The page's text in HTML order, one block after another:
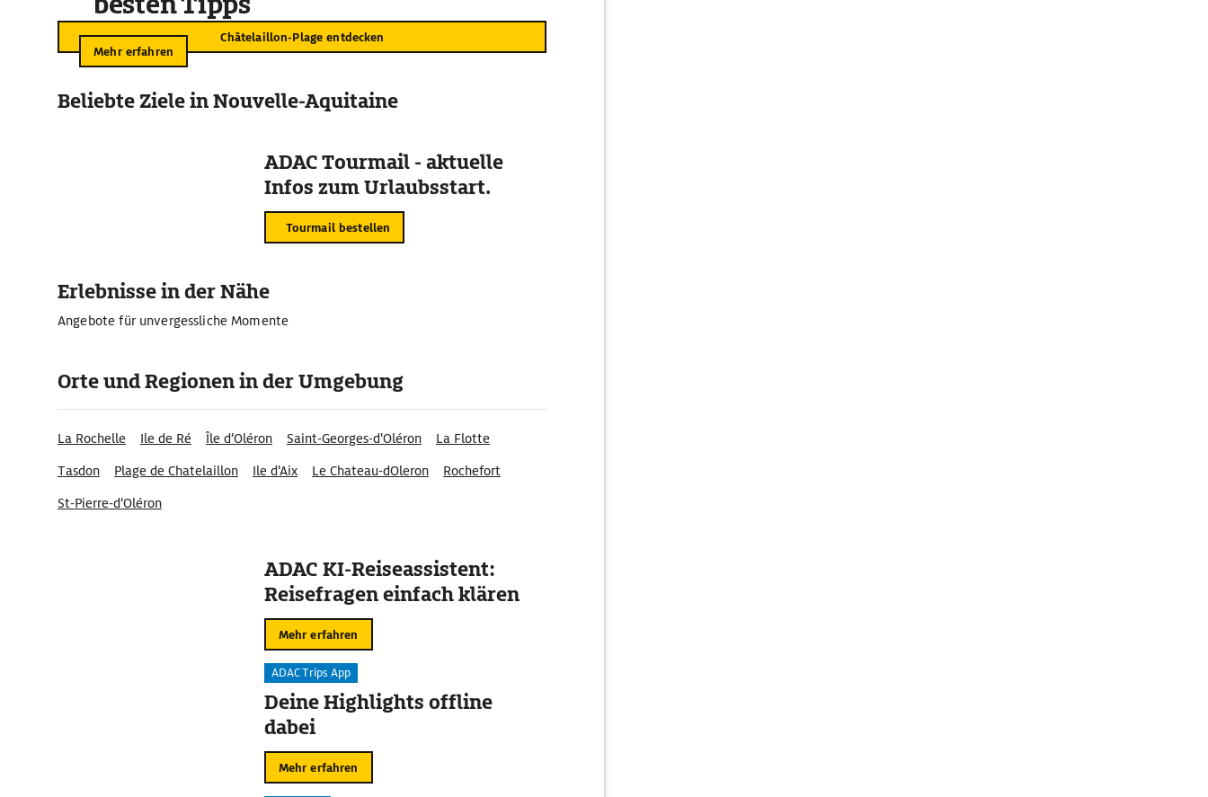
Châtelaillon-Plage entdecken
Mehr erfahren
Beliebte Ziele in Nouvelle-Aquitaine
ADAC Tourmail - aktuelle
Infos zum Urlaubsstart.
Tourmail bestellen
Erlebnisse in der Nähe
Angebote für unvergessliche Momente
Orte und Regionen in der Umgebung
La Rochelle Ile de Ré Île d’Oléron Saint-Georges-d'Oléron
La Flotte
Tasdon
Plage de Chatelaillon Ile d'Aix Le Chateau-dOleron
Rochefort
St-Pierre-d’Oléron
ADAC KI-Reiseassistent:
Reisefragen einfach klären
Mehr erfahren
ADAC Trips App
Deine Highlights offline
dabei
Mehr erfahren